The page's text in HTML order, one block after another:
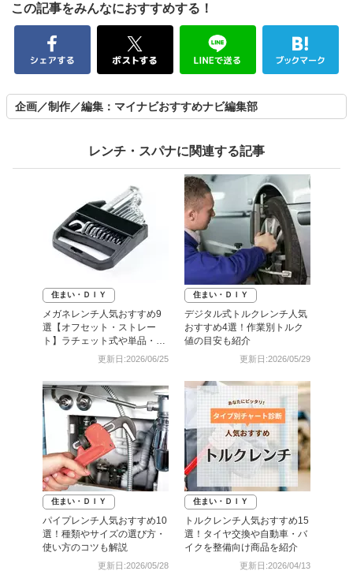
この記事をみんなにおすすめする！
企画／制作／編集：マイナビおすすめナビ編集部
レンチ・スパナに関連する記事
住まい・ＤＩＹ
メガネレンチ人気おすすめ9
選【オフセット・ストレー
ト】ラチェット式や単品・セ
更新日:2026/06/25
住まい・ＤＩＹ
デジタル式トルクレンチ人気
おすすめ4選！作業別トルク
値の目安も紹介
更新日:2026/05/29
住まい・ＤＩＹ
パイプレンチ人気おすすめ10
選！種類やサイズの選び方・
使い方のコツも解説
更新日:2026/05/28
住まい・ＤＩＹ
トルクレンチ人気おすすめ15
選！タイヤ交換や自動車・バ
イクを整備向け商品を紹介
更新日:2026/04/13